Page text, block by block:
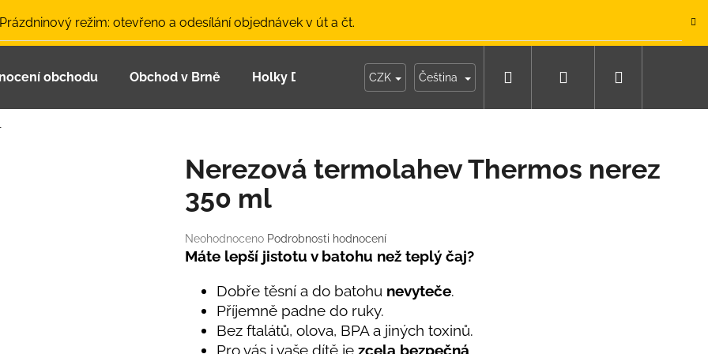
režim: otevřeno a odesílání objednávek v út a čt.
obchodu Obchod v Brně Holky Dupeťačky Moje objednávka
CZK Čeština Hledat Přihlášení
Průměrné
hodnocení
hvězdiček.
Neohodnoceno Podrobnosti hodnocení
Nerezová termolahev Thermos nerez
350 ml
Máte lepší jistotu v batohu než teplý čaj?
Dobře těsní a do batohu nevyteče.
Příjemně padne do ruky.
Bez ftalátů, olova, BPA a jiných toxinů.
Pro vás i vaše dítě je zcela bezpečná.
Co potřebujete najít?
BAMBUSOVÉ TRIKO NÁMOŘNICKÉ